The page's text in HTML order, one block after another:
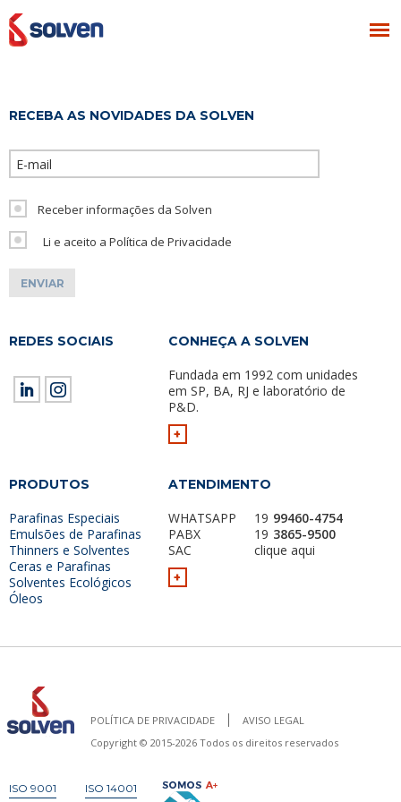
RECEBA AS NOVIDADES DA SOLVEN
Receber informações da Solven
Li e aceito a Política de Privacidade
REDES SOCIAIS CONHEÇA A SOLVEN
Fundada em 1992 com unidades
em SP, BA, RJ e laboratório de
P&D.
+
PRODUTOS
Parafinas Especiais
Emulsões de Parafinas
Thinners e Solventes
Ceras e Parafinas
Solventes Ecológicos
Óleos
ATENDIMENTO
WHATSAPP
PABX
SAC
+
19 99460-4754
19 3865-9500
clique aqui
POLÍTICA DE PRIVACIDADE
AVISO LEGAL
Copyright © 2015-2026 Todos os direitos reservados
ISO 9001 ISO 14001